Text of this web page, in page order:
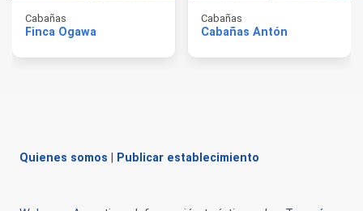
Cabañas
Finca Ogawa
Cabañas
Cabañas Antón
Quienes somos Publicar establecimiento